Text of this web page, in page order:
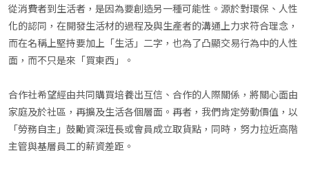
從消費者到生活者，是因為要創造另一種可能性。源於對環保、人性
化的認同，在開發生活材的過程及與生產者的溝通上力求符合理念，
而在名稱上堅持要加上「生活」二字，也為了凸顯交易行為中的人性
面，而不只是來「買東西」。
合作社希望經由共同購買培養出互信、合作的人際關係，將關心面由
家庭及於社區，再擴及生活各個層面。再者，我們肯定勞動價值，以
「勞務自主」鼓勵資深班長或會員成立取貨點，同時，努力拉近高階
主管與基層員工的薪資差距。